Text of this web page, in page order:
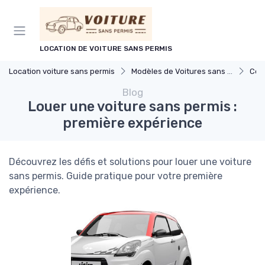
LOCATION DE VOITURE SANS PERMIS
Location voiture sans permis Modèles de Voitures sans Permis
Blog
Louer une voiture sans permis :
première expérience
Découvrez les défis et solutions pour louer une voiture
sans permis. Guide pratique pour votre première
expérience.